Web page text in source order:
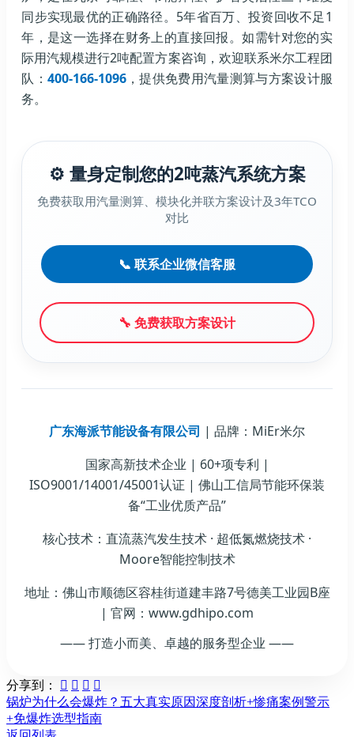
同步实现最优的正确路径。5年省百万、投资回收不足1
年，是这一选择在财务上的直接回报。如需针对您的实
际用汽规模进行2吨配置方案咨询，欢迎联系米尔工程团
队： 400-166-1096，提供免费用汽量测算与方案设计服
务。
⚙️ 量身定制您的2吨蒸汽系统方案
免费获取用汽量测算、模块化并联方案设计及3年TCO
对比
📞 联系企业微信客服
🔧 免费获取方案设计
广东海派节能设备有限公司 | 品牌：MiEr米尔
国家高新技术企业 | 60+项专利 |
ISO9001/14001/45001认证 | 佛山工信局节能环保装
备“工业优质产品”
核心技术：直流蒸汽发生技术 · 超低氮燃烧技术 ·
Moore智能控制技术
地址：佛山市顺德区容桂街道建丰路7号德美工业园B座
| 官网：www.gdhipo.com
—— 打造小而美、卓越的服务型企业 ——
分享到：    
锅炉为什么会爆炸？五大真实原因深度剖析+惨痛案例警示
+免爆炸选型指南